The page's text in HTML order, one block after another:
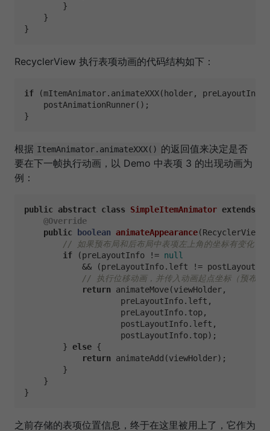
        }
    }
RecyclerView 执行表项动画的代码结构如下：
if (mItemAnimator.animateXXX(holder,
    postAnimationRunner();
根据 ItemAnimator.animateXXX() 的返回值来决定是否
要在下一帧执行动画，以 Demo 中表项 3 的出现动画为
例：
public abstract class SimpleItemAnimator extends
@Override
public
boolean animateAppearance
// 如果预布局和后布局中表项左上角的坐标有变化 则
if (preLayoutInfo != null
&& (preLayoutInfo.left !=
// 执行位移动画，并传入动画起点坐标（预布局
return animateMove(viewHolder,
                    preLayoutInfo.left,
                    preLayoutInfo.top,
                    postLayoutInfo.left,
                    postLayoutInfo.top);
        }
else {
return animateAdd(viewHolder);
        }
    }
之前存储的表项位置信息，终于在这里被用上了，它作为